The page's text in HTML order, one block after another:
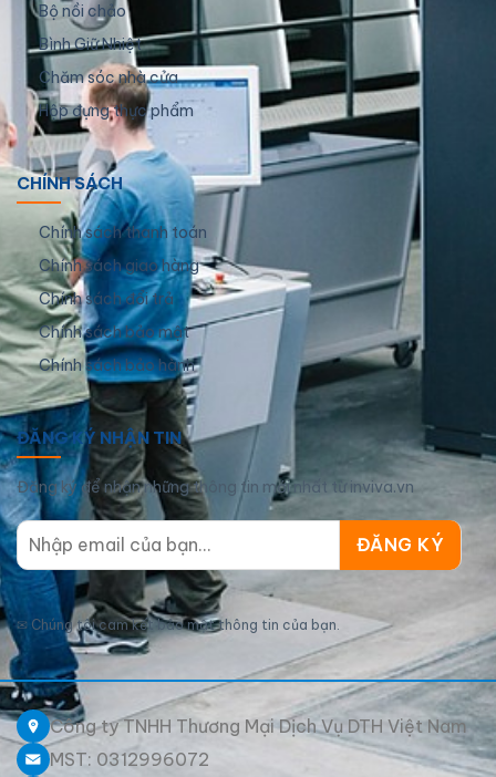
Bộ nồi chảo
Bình Giữ Nhiệt
Chăm sóc nhà cửa
Hộp đựng thực phẩm
CHÍNH SÁCH
Chính sách thanh toán
Chính sách giao hàng
Chính sách đổi trả
Chính sách bảo mật
Chính sách bảo hành
ĐĂNG KÝ NHẬN TIN
Đăng ký để nhận những thông tin mới nhất từ inviva.vn
✉ Chúng tôi cam kết bảo mật thông tin của bạn.
Công ty TNHH Thương Mại Dịch Vụ DTH Việt Nam
MST: 0312996072